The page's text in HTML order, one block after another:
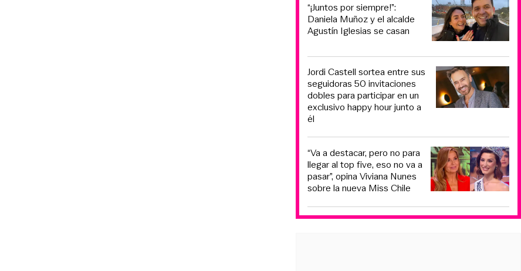
“¡Juntos por siempre!”:
Daniela Muñoz y el alcalde
Agustín Iglesias se casan
Jordi Castell sortea entre sus
seguidoras 50 invitaciones
dobles para participar en un
exclusivo happy hour junto a
él
“Va a destacar, pero no para
llegar al top five, eso no va a
pasar”, opina Viviana Nunes
sobre la nueva Miss Chile